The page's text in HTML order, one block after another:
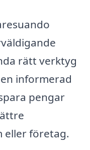
rätt verktyg
informerad
pengar
eller företag.